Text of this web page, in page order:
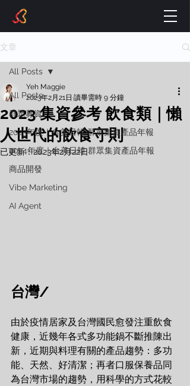
文章
All Posts
群眾募資
2023年度｜台美日韓 群眾集資產品年報
2024年度｜台美日韓 群眾集資產品年報
商品開發
Vibe Marketing
AI Agent
All Posts
2023 集資參考 飲食類｜懶
人世代的飲食守則
Yeh Maggie
2023年2月21日 讀畢需時 9 分鐘
已更新：2023年2月22日
台灣/
由於疫情居家及台灣國民愈發注重飲食
健康，近幾年各式多功能鍋不斷推陳出
新，近期與料理有關的產品趨勢：多功
能、天然、好清潔；再者口服保養品同
為台灣市場的趨勢，用科學的方式花較